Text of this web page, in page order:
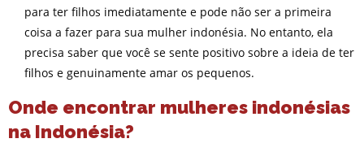
para ter filhos imediatamente e pode não ser a primeira
coisa a fazer para sua mulher indonésia. No entanto, ela
precisa saber que você se sente positivo sobre a ideia de ter
filhos e genuinamente amar os pequenos.
Onde encontrar mulheres indonésias
na Indonésia?